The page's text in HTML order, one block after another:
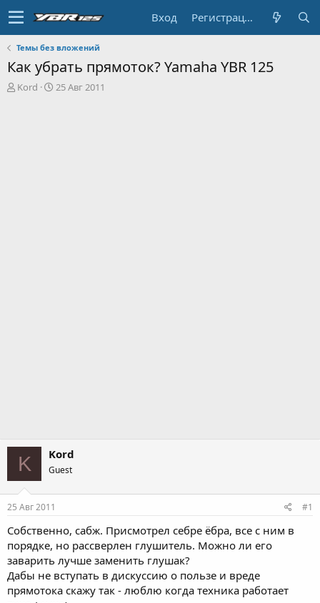
Вход Регистрация
Темы без вложений
Как убрать прямоток? Yamaha YBR 125
А
Kord
Д
25 Авг 2011
K Kord
Guest
25 Авг 2011 #1
Собственно, сабж. Присмотрел себре ёбра, все с ним в
порядке, но рассверлен глушитель. Можно ли его
заварить лучше заменить глушак?
Дабы не вступать в дискуссию о пользе и вреде
прямотока скажу так - люблю когда техника работает